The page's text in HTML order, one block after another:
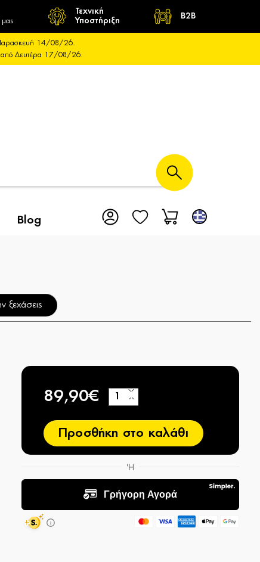
μας
Τεχνική
Υποστήριξη
B2B
Παρασκευή 14/08/26.
από Δευτέρα 17/08/26.
Blog
ξεχάσεις
89,90€ −
+
Προσθήκη στο καλάθι